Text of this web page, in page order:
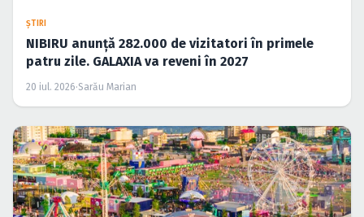
ŞTIRI
NIBIRU anunță 282.000 de vizitatori în primele
patru zile. GALAXIA va reveni în 2027
20 iul. 2026·Sarău Marian